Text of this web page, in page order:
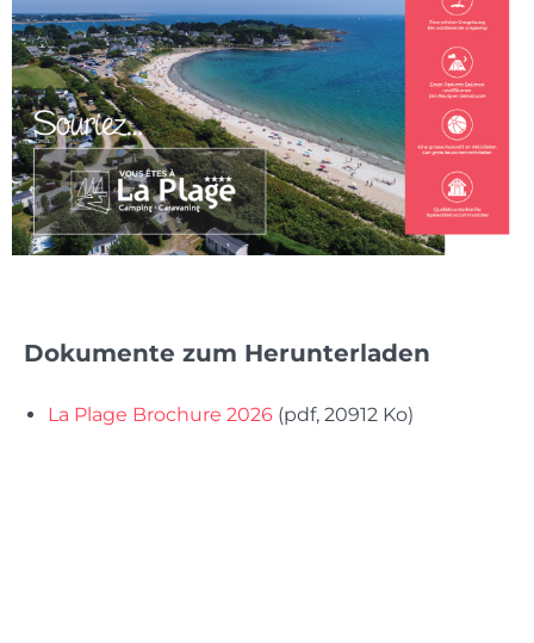
Dokumente zum Herunterladen
La Plage Brochure 2026 (pdf, 20912 Ko)